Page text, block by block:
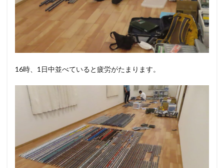
16時、1日中並べていると疲労がたまります。